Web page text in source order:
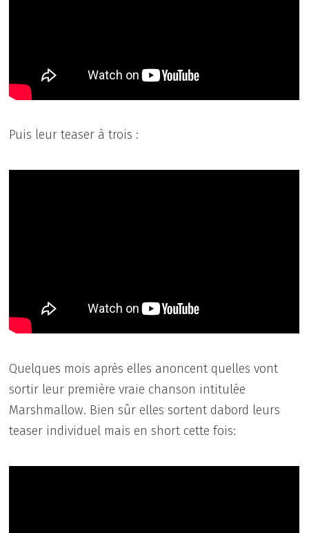
Puis leur teaser à trois :
Quelques mois après elles anoncent quelles vont
sortir leur première vraie chanson intitulée
Marshmallow. Bien sûr elles sortent dabord leurs
teaser individuel mais en short cette fois: